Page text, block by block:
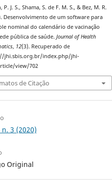
P. J. S., Shama, S. de F. M. S., & Bez, M. R.
Desenvolvimento de um software para
nominal do calendário de vacinação
pública de saúde.Journal of Health
, 12(3). Recuperado de
jhi.sbis.org.br/index.php/jhi-
view/702
de Citação
n. 3 (2020)
Original